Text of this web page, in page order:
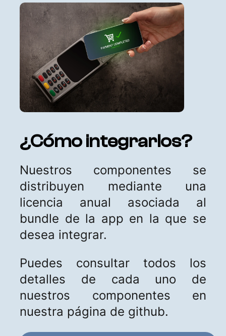
¿Cómo integrarlos?
Nuestros componentes se
distribuyen mediante una
licencia anual asociada al
bundle de la app en la que se
desea integrar.
Puedes consultar todos los
detalles de cada uno de
nuestros componentes en
nuestra página de github.